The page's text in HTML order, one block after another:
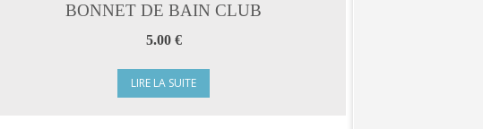
BONNET DE BAIN CLUB
5.00 €
LIRE LA SUITE